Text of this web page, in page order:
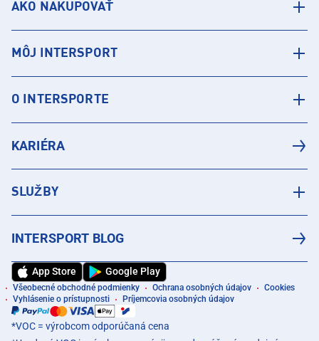
AKO NAKUPOVAŤ
MÔJ INTERSPORT
O INTERSPORTE
KARIÉRA
SLUŽBY
INTERSPORT BLOG
App Store Google Play
Všeobecné obchodné podmienky Ochrana osobných údajov
Cookies
Vyhlásenie o prístupnosti
Príjemcovia osobných údajov
*VOC = výrobcom odporúčaná cena